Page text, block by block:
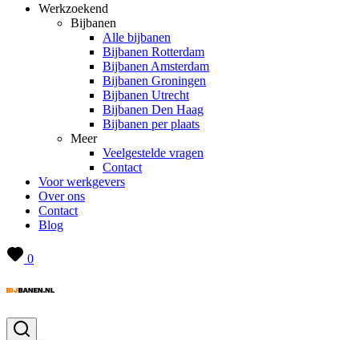
Werkzoekend
Bijbanen
Alle bijbanen
Bijbanen Rotterdam
Bijbanen Amsterdam
Bijbanen Groningen
Bijbanen Utrecht
Bijbanen Den Haag
Bijbanen per plaats
Meer
Veelgestelde vragen
Contact
Voor werkgevers
Over ons
Contact
Blog
0